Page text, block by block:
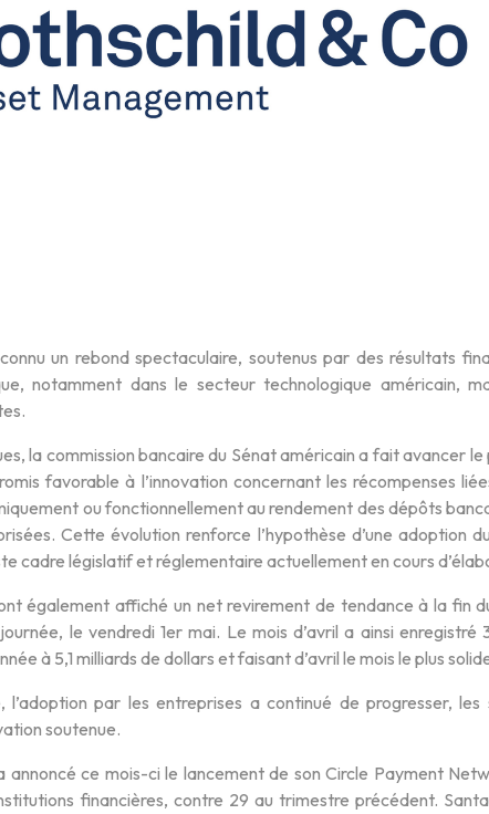
un rebond spectaculaire, soutenus par des résultats
notamment dans le secteur technologique américain,
la commission bancaire du Sénat américain a fait avancer le
favorable à l’innovation concernant les récompenses
ou fonctionnellement au rendement des dépôts
Cette évolution renforce l’hypothèse d’une adoption
cadre législatif et réglementaire actuellement en cours
également affiché un net revirement de tendance à la fin
le vendredi 1er mai. Le mois d’avril a ainsi enregistré
à 5,1 milliards de dollars et faisant d’avril le mois le plus
par les entreprises a continué de progresser,
soutenue.
ce mois-ci le lancement de son Circle Payment
financières, contre 29 au trimestre précédent.